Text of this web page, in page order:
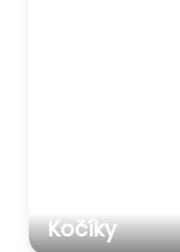
Kočíky